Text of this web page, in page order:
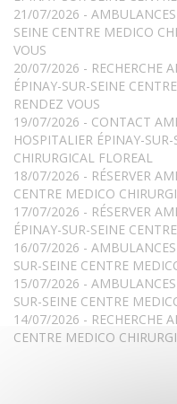
21/07/2026 -
SEINE CENTRE MEDICO
VOUS
20/07/2026 - RECHERCHE
ÉPINAY-SUR-SEINE
RENDEZ VOUS
19/07/2026 - CONTACT
HOSPITALIER ÉPINAY-
CHIRURGICAL FLOREAL
18/07/2026 - RÉSERVER
CENTRE MEDICO
17/07/2026 - RÉSERVER
ÉPINAY-SUR-SEINE
16/07/2026 -
SUR-SEINE CENTRE
15/07/2026 -
SUR-SEINE CENTRE
14/07/2026 - RECHERCHE
CENTRE MEDICO